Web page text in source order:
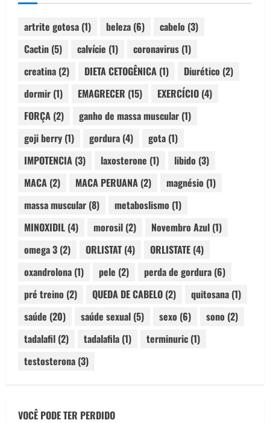
artrite gotosa (1) beleza (6) cabelo (3)
Cactin (5) calvície (1) coronavirus (1)
creatina (2) DIETA CETOGÊNICA (1) Diurético (2)
dormir (1) EMAGRECER (15) EXERCÍCIO (4)
FORÇA (2) ganho de massa muscular (1)
goji berry (1) gordura (4) gota (1)
IMPOTENCIA (3) laxosterone (1) libido (3)
MACA (2) MACA PERUANA (2) magnésio (1)
massa muscular (8) metaboslismo (1)
MINOXIDIL (4) morosil (2) Novembro Azul (1)
omega 3 (2) ORLISTAT (4) ORLISTATE (4)
oxandrolona (1) pele (2) perda de gordura (6)
pré treino (2) QUEDA DE CABELO (2) quitosana (1)
saúde (20) saúde sexual (5) sexo (6) sono (2)
tadalafil (2) tadalafila (1) terminuric (1)
testosterona (3)
VOCÊ PODE TER PERDIDO